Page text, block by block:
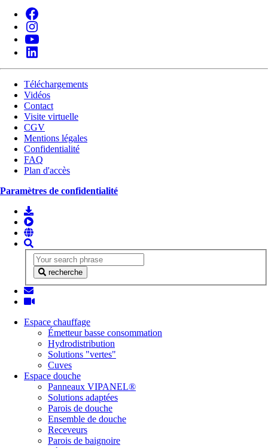
Téléchargements
Vidéos
Contact
Visite virtuelle
CGV
Mentions légales
Confidentialité
FAQ
Plan d'accès
Paramètres de confidentialité
recherche
Espace chauffage
Émetteur basse consommation
Hydrodistribution
Solutions "vertes"
Cuves
Espace douche
Panneaux VIPANEL®
Solutions adaptées
Parois de douche
Ensemble de douche
Receveurs
Parois de baignoire